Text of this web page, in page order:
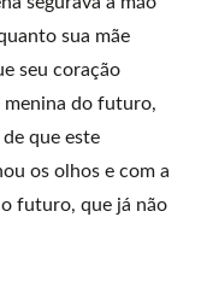
sua mãe
seu coração
menina do futuro,
que este
os olhos e com a
futuro, que já não